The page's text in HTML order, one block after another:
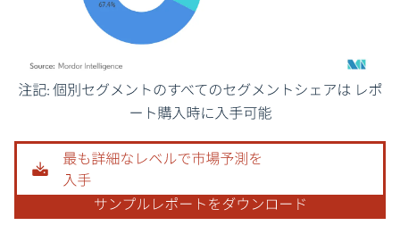
画像 © Mordor Intelligence。再利用にはCC BY 4.0の表示が必要です。